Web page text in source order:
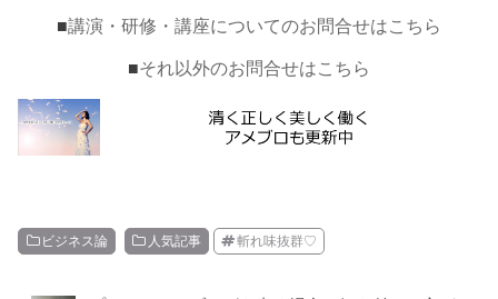
■講演・研修・講座についてのお問合せはこちら
■それ以外のお問合せはこちら
ビジネス論 人気記事 斬れ味抜群♡